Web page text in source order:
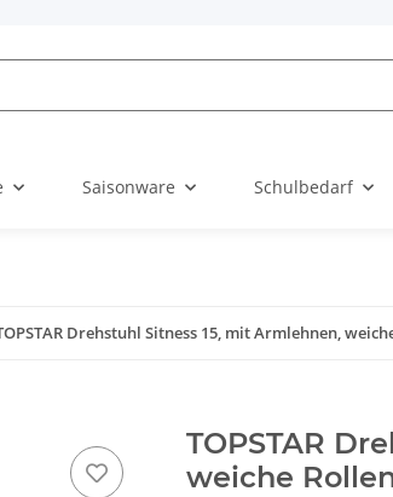
Saisonware Schulbedarf
Drehstuhl Sitness 15, mit Armlehnen,
TOPSTAR
weiche